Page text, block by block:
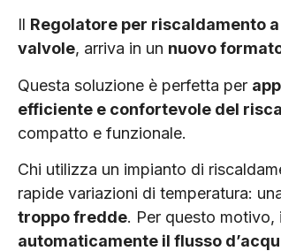
Il Regolatore per riscaldamento
valvole, arriva in un nuovo
Questa soluzione è perfetta per
efficiente e confortevole del
compatto e funzionale.
Chi utilizza un impianto di
rapide variazioni di temperatura:
troppo fredde. Per questo
automaticamente il flusso